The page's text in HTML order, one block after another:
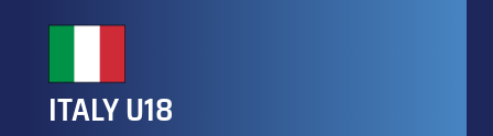
ITALY U18